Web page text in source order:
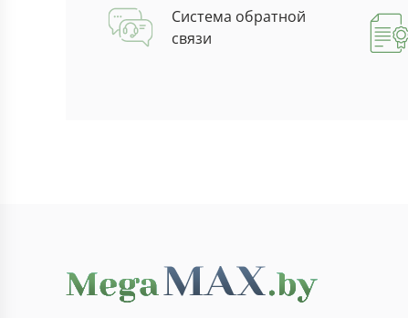
Система обратной
связи